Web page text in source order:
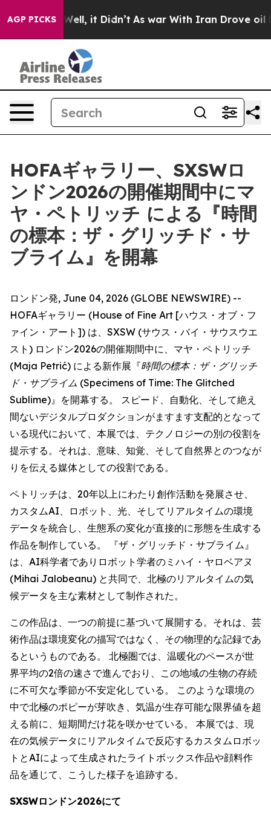
AGP PICKS
40%. Well, it Didn’t As war With Iran Drove oil
HOFAギャラリー、SXSWロ
ンドン2026の開催期間中にマ
ヤ・ペトリッチ による『時間
の標本：ザ・グリッチド・サ
ブライム』を開幕
ロンドン発, June 04, 2026 (GLOBE NEWSWIRE) --
HOFAギャラリー (House of Fine Art [ハウス・オブ・フ
ァイン・アート]) は、SXSW (サウス・バイ・サウスウエ
スト) ロンドン2026の開催期間中に、マヤ・ペトリッチ
(Maja Petrić) による新作展『時間の標本：ザ・グリッチ
ド・サブライム (Specimens of Time: The Glitched
Sublime)』を開幕する。 スピード、自動化、そして絶え
間ないデジタルプロダクションがますます支配的となって
いる現代において、本展では、テクノロジーの別の役割を
提示する。それは、意味、知覚、そして自然界とのつなが
りを伝える媒体としての役割である。
ペトリッチは、20年以上にわたり創作活動を発展させ、
カスタムAI、ロボット、光、そしてリアルタイムの環境
データを統合し、生態系の変化が直接的に形態を生成する
作品を制作している。 『ザ・グリッチド・サブライム』
は、AI科学者でありロボット学者のミハイ・ヤロベアヌ
(Mihai Jalobeanu) と共同で、北極のリアルタイムの気
候データを主な素材として制作された。
この作品は、一つの前提に基づいて展開する。それは、芸
術作品は環境変化の描写ではなく、その物理的な記録であ
るというものである。 北極圏では、温暖化のペースが世
界平均の2倍の速さで進んでおり、この地域の生物の存続
に不可欠な季節が不安定化している。 このような環境の
中で北極のポピーが芽吹き、気温が生存可能な限界値を超
える前に、短期間だけ花を咲かせている。 本展では、現
在の気候データにリアルタイムで反応するカスタムロボッ
トとAIによって生成されたライトボックス作品や顔料作
品を通じて、こうした様子を追跡する。
SXSWロンドン2026にて